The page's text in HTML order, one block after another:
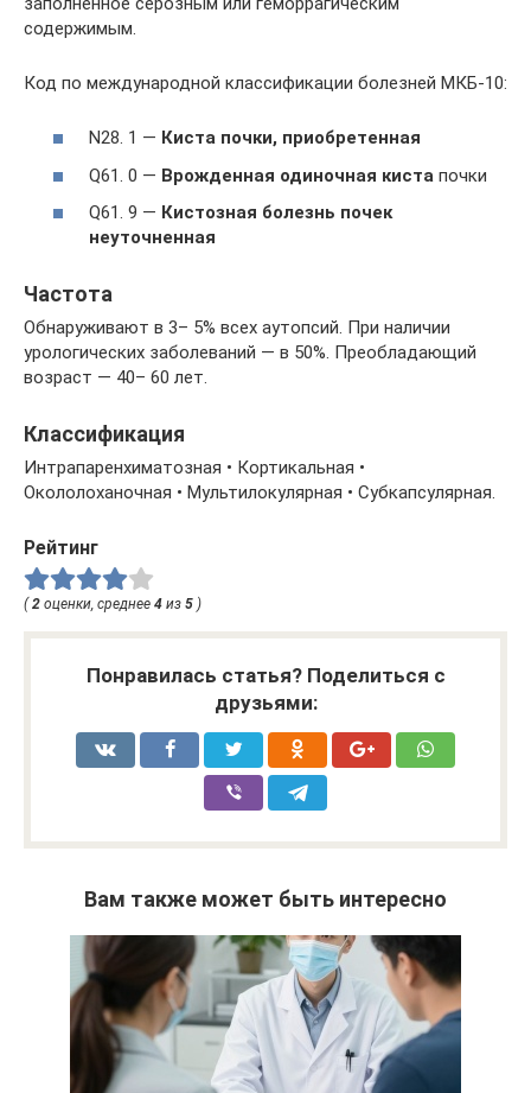
содержимым.
Код по международной классификации болезней МКБ-10:
N28. 1 — Киста почки, приобретенная
Q61. 0 — Врожденная одиночная киста почки
Q61. 9 — Кистозная болезнь почек
неуточненная
Частота
Обнаруживают в 3– 5% всех аутопсий. При наличии
урологических заболеваний — в 50%. Преобладающий
возраст — 40– 60 лет.
Классификация
Интрапаренхиматозная • Кортикальная •
Окололоханочная • Мультилокулярная • Субкапсулярная.
Рейтинг
(2 оценки, среднее 4 из 5 )
Понравилась статья? Поделиться с
друзьями:
Вам также может быть интересно